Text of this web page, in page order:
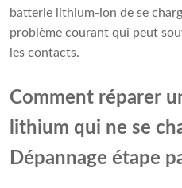
batterie lithium-ion de se
problème courant qui peut
les contacts.
Comment réparer
lithium qui ne se
Dépannage étape